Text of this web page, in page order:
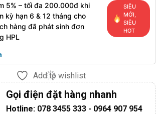
5% – tối đa 200.000đ khi
kỳ hạn 6 & 12 tháng cho
hàng đã phát sinh đơn
HPL
SIÊU
MỚI,
SIÊU
HOT
Add to wishlist
Gọi điện đặt hàng nhanh
Hotline: 078 3455 333 - 0964 907 954